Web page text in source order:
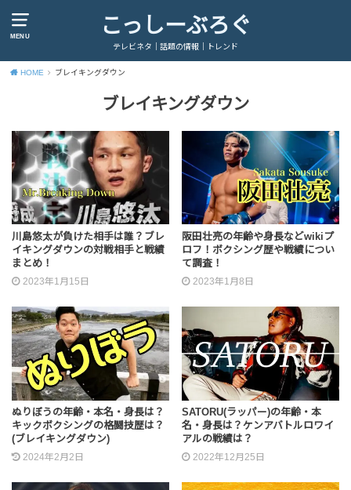
MENU こっしーぶろぐ
テレビネタ｜話題の情報｜トレンド
HOME ブレイキングダウン
ブレイキングダウン
川島悠太が負けた相手は誰？ブレ
イキングダウンの対戦相手と戦績
まとめ！
2023年1月15日
阪田壮亮の年齢や身長などwikiプ
ロフ！ボクシング歴や戦績につい
て調査！
2023年1月8日
ぬりぼうの年齢・本名・身長は？
キックボクシングの格闘技歴は？
(ブレイキングダウン)
2024年2月2日
SATORU(ラッパー)の年齢・本
名・身長は？ケンアバトルロワイ
アルの戦績は？
2022年12月25日